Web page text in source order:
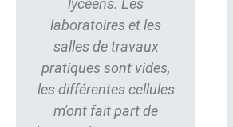
lycéens. Les
laboratoires et les
salles de travaux
pratiques sont vides,
les différentes cellules
m'ont fait part de